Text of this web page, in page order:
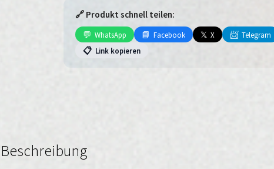
(WiFi)
Menge
🔗 Produkt schnell teilen:
💬 WhatsApp 📘 Facebook 𝕏 X 📨 Telegram
📋 Link kopieren
Beschreibung